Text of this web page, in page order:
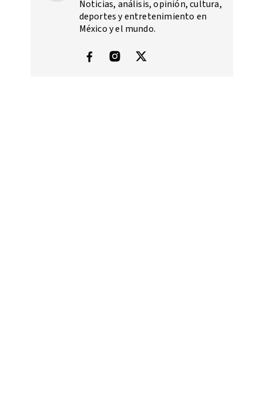
Noticias, análisis, opinión, cultura,
deportes y entretenimiento en
México y el mundo.